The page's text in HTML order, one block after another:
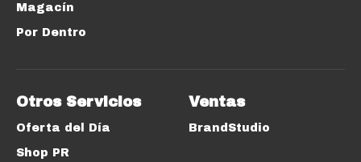
Magacín
Por Dentro
Otros Servicios
Oferta del Día
Shop PR
Ventas
BrandStudio